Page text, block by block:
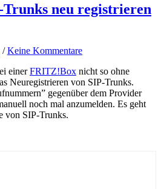
neu registrieren
/Keine Kommentare
einerFRITZ!Box nicht so ohne
Neuregistrieren von SIP-Trunks.
gegenüber dem Provider
noch mal anzumelden. Es geht
von SIP-Trunks.